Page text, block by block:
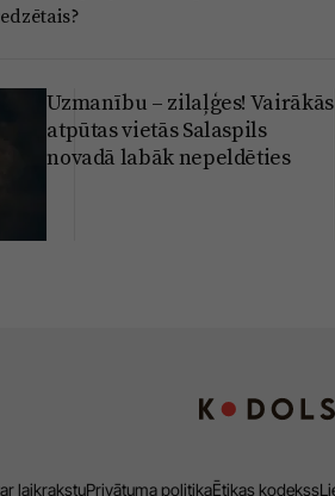
Uzmanību – zilaļģes! Vairākās
atpūtas vietās Salaspils
novadā labāk nepeldēties
laikrakstuPrivātuma politikaĒtikas kodekss